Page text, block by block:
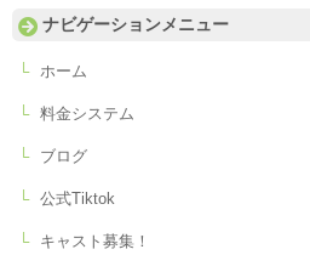
ナビゲーションメニュー
ホーム
料金システム
ブログ
公式Tiktok
キャスト募集！